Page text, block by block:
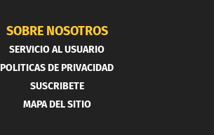
SOBRE NOSOTROS
SERVICIO AL USUARIO
POLITICAS DE PRIVACIDAD
SUSCRIBETE
MAPA DEL SITIO